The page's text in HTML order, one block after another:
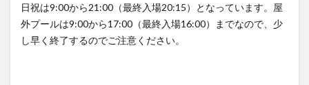
日祝は9:00から21:00（最終入場20:15）となっています。屋
外プールは9:00から17:00（最終入場16:00）までなので、少
し早く終了するのでご注意ください。